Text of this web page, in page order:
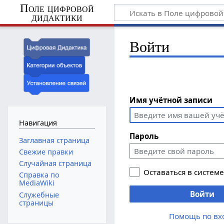
Поле цифровой
дидактики
Войти
Имя учётной записи
Пароль
Оставаться в системе
Войти
Помощь по
Навигация
Заглавная страница
Свежие правки
Случайная страница
Справка по
MediaWiki
Служебные
страницы